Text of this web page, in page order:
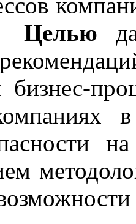
бизнес-